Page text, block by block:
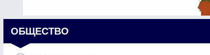
ОБЩЕСТВО